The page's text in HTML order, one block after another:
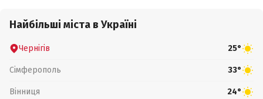
Найбільші міста в Україні
Чернігів 25°
Сімферополь 33°
Вінниця 24°